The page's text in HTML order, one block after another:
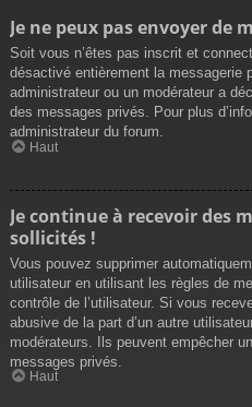
Je ne peux pas envoyer de
Soit vous n’êtes pas inscrit et
désactivé entièrement la messagerie
administrateur ou un modérateur a
des messages privés. Pour plus
administrateur du forum.
Haut
Je continue à recevoir des
sollicités !
Vous pouvez supprimer
utilisateur en utilisant les règles de
contrôle de l’utilisateur. Si vous
abusive de la part d’un autre
modérateurs. Ils peuvent empêcher
messages privés.
Haut